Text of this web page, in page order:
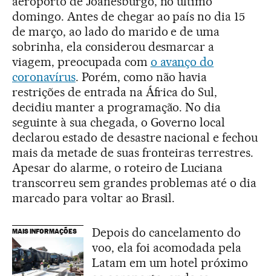
domingo. Antes de chegar ao país no dia 15
de março, ao lado do marido e de uma
sobrinha, ela considerou desmarcar a
viagem, preocupada com o avanço do
coronavírus. Porém, como não havia
restrições de entrada na África do Sul,
decidiu manter a programação. No dia
seguinte à sua chegada, o Governo local
declarou estado de desastre nacional e fechou
mais da metade de suas fronteiras terrestres.
Apesar do alarme, o roteiro de Luciana
transcorreu sem grandes problemas até o dia
marcado para voltar ao Brasil.
MAIS INFORMAÇÕES
Depois do cancelamento do
voo, ela foi acomodada pela
Latam em um hotel próximo